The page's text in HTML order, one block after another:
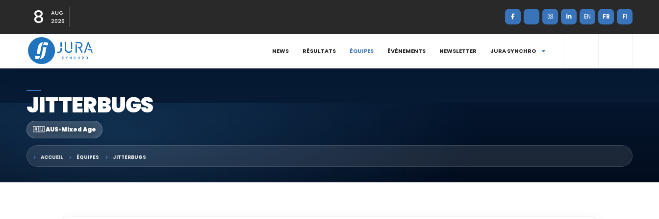
8
AUG
2026
EN FR FI
NEWS RÉSULTATS ÉQUIPES ÉVÉNEMENTS NEWSLETTER JURA SYNCHRO
JITTERBUGS
🇦🇺 AUS•Mixed Age
ACCUEIL ÉQUIPES JITTERBUGS